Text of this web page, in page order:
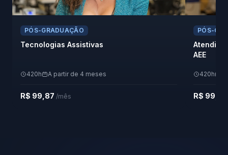
PÓS-GRADUAÇÃO
Tecnologias Assistivas
420h A partir de 4 meses
R$ 99,87 /mês
PÓS-
AEE
420h
R$